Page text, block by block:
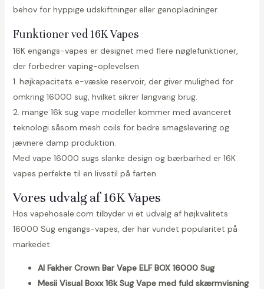
behov for hyppige udskiftninger eller genopladninger.
Funktioner ved 16K Vapes
16K engangs-vapes er designet med flere nøglefunktioner,
der forbedrer vaping-oplevelsen.
1. højkapacitets e-væske reservoir, der giver mulighed for
omkring 16000 sug, hvilket sikrer langvarig brug.
2. mange 16k sug vape modeller kommer med avanceret
teknologi såsom mesh coils for bedre smagslevering og
jævnere damp produktion.
Med vape 16000 sugs slanke design og bærbarhed er 16K
vapes perfekte til en livsstil på farten.
Vores udvalg af 16K Vapes
Hos vapehosale.com tilbyder vi et udvalg af højkvalitets
16000 Sug engangs-vapes, der har vundet popularitet på
markedet:
Al Fakher Crown Bar Vape ELF BOX 16000 Sug
Mesii Visual Boxx 16k Sug Vape med fuld skærmvisning